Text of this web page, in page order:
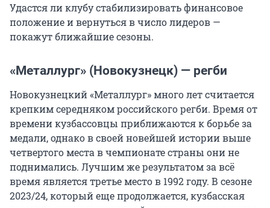
Удастся ли клубу стабилизировать финансовое
положение и вернуться в число лидеров —
покажут ближайшие сезоны.
«Металлург» (Новокузнецк) — регби
Новокузнецкий «Металлург» много лет считается
крепким середняком российского регби. Время от
времени кузбассовцы приближаются к борьбе за
медали, однако в своей новейшей истории выше
четвертого места в чемпионате страны они не
поднимались. Лучшим же результатом за всё
время является третье место в 1992 году. В сезоне
2023/24, который еще продолжается, кузбасская